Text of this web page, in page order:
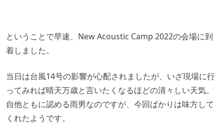
ということで早速、New Acoustic Camp 2022の会場に到
着しました。
当日は台風14号の影響が心配されましたが、いざ現場に行
ってみれば晴天万歳と言いたくなるほどの清々しい天気。
自他ともに認める雨男なのですが、今回ばかりは味方して
くれたようです。